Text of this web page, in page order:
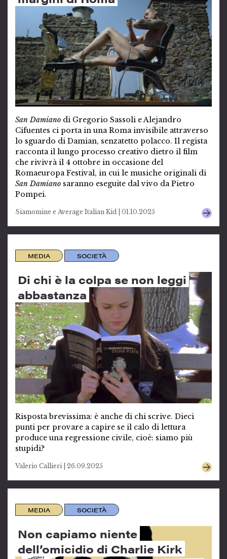
San Damiano di Gregorio Sassoli e Alejandro
Cifuentes ci porta in una Roma invisibile attraverso
lo sguardo di Damian, senzatetto polacco. Il regista
racconta il lungo processo creativo dietro il film
che rivivrà il 4 ottobre in occasione del
Romaeuropa Festival, in cui le musiche originali di
San Damiano
Pompei.
Siamomine e Average Italian Kid | 01.10.2025
MEDIA SOCIETÀ
Di chi è la colpa se non leggi
abbastanza
Risposta brevissima: è anche di chi scrive. Dieci
punti per provare a capire se il calo di lettura
produce una regressione civile, cioè: siamo più
stupidi?
Valerio Callieri | 26.09.2025
MEDIA SOCIETÀ
Non capiamo niente
dell’omicidio di Charlie Kirk